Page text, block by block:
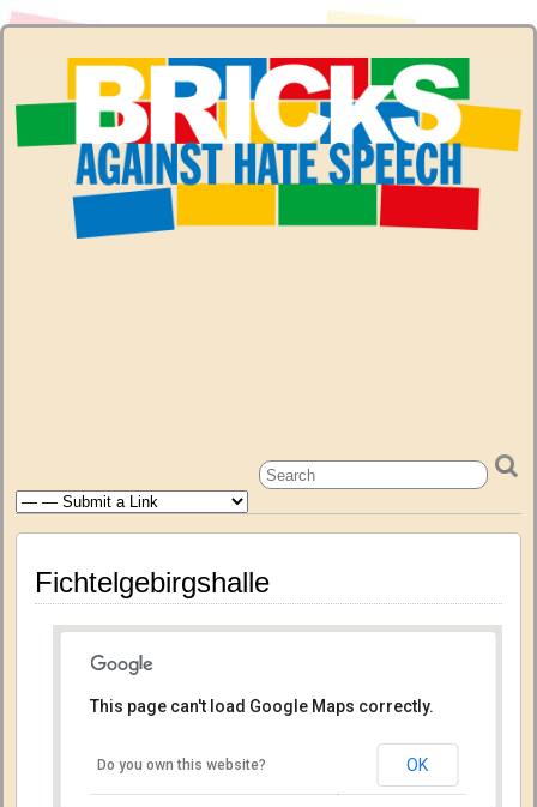
Fichtelgebirgshalle
This page can't load Google Maps correctly.
Do you own this website? OK